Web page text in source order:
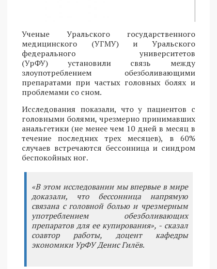
Ученые Уральского государственного
медицинского (УГМУ) и Уральского
федерального университетов
(УрФУ) установили связь между
злоупотреблением обезболивающими
препаратами при частых головных болях и
проблемами со сном.
Исследования показали, что у пациентов с
головными болями, чрезмерно принимавших
анальгетики (не менее чем 10 дней в месяц в
течение последних трех месяцев), в 60%
случаев встречаются бессонница и синдром
беспокойных ног.
«В этом исследовании мы впервые в мире
доказали, что бессонница напрямую
связана с головной болью и чрезмерным
употреблением обезболивающих
препаратов для ее купирования», - сказал
соавтор работы, доцент кафедры
экономики УрФУ Денис Гилёв.